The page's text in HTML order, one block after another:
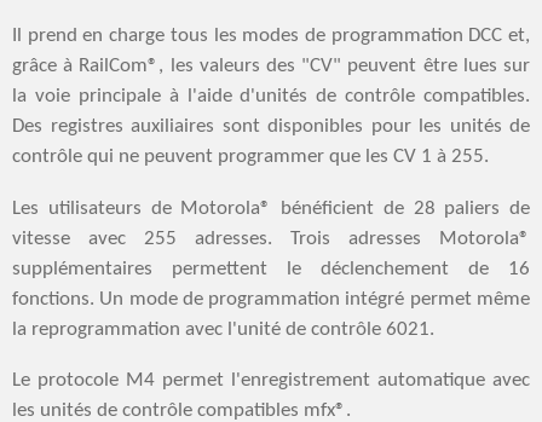
Il prend en charge tous les modes de programmation DCC et,
grâce à RailCom®, les valeurs des "CV" peuvent être lues sur
la voie principale à l'aide d'unités de contrôle compatibles.
Des registres auxiliaires sont disponibles pour les unités de
contrôle qui ne peuvent programmer que les CV 1 à 255.
Les utilisateurs de Motorola® bénéficient de 28 paliers de
vitesse avec 255 adresses. Trois adresses Motorola®
supplémentaires permettent le déclenchement de 16
fonctions. Un mode de programmation intégré permet même
la reprogrammation avec l'unité de contrôle 6021.
Le protocole M4 permet l'enregistrement automatique avec
les unités de contrôle compatibles mfx®.